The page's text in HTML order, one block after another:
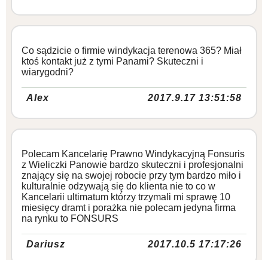
Co sądzicie o firmie windykacja terenowa 365? Miał
ktoś kontakt już z tymi Panami? Skuteczni i
wiarygodni?
Alex 2017.9.17 13:51:58
Polecam Kancelarię Prawno Windykacyjną Fonsuris
z Wieliczki Panowie bardzo skuteczni i profesjonalni
znający się na swojej robocie przy tym bardzo miło i
kulturalnie odzywają się do klienta nie to co w
Kancelarii ultimatum którzy trzymali mi sprawę 10
miesięcy dramt i porażka nie polecam jedyna firma
na rynku to FONSURS
Dariusz 2017.10.5 17:17:26